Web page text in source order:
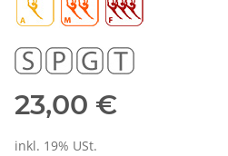
23,00 €
inkl. 19% USt.